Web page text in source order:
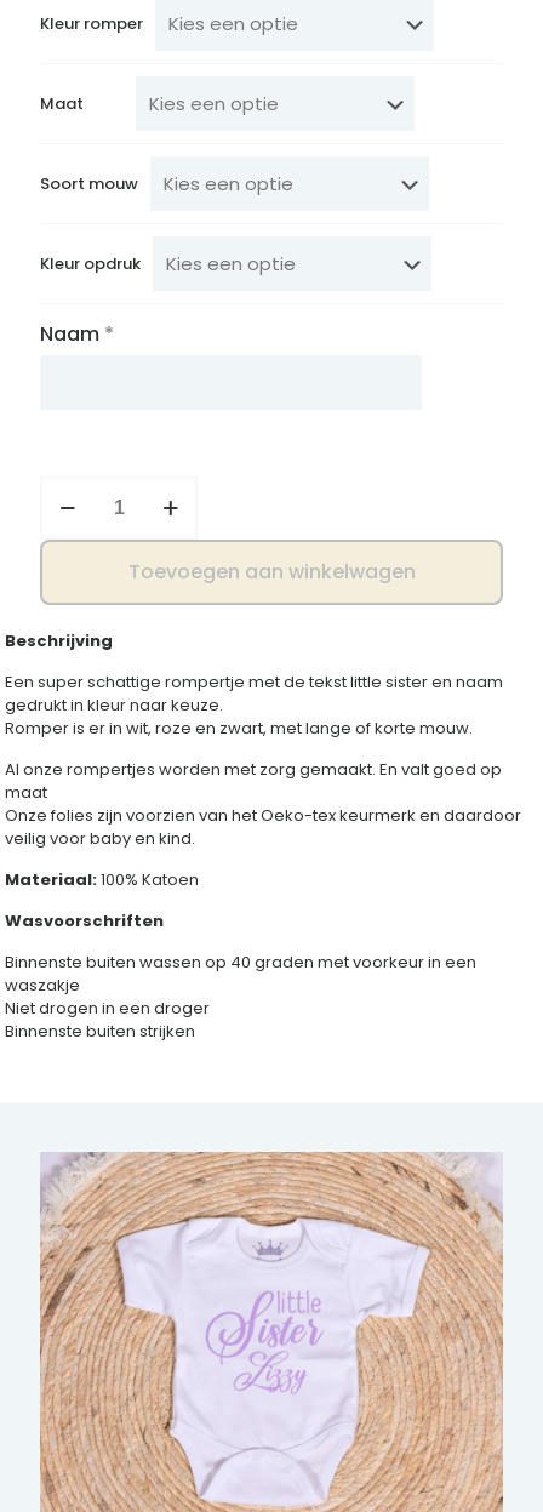
Kleur romper
Maat
Soort mouw
Kleur opdruk
Naam *
little
Toevoegen aan winkelwagen
Beschrijving
Een super schattige rompertje met de tekst little sister en naam
gedrukt in kleur naar keuze.
Romper is er in wit, roze en zwart, met lange of korte mouw.
Al onze rompertjes worden met zorg gemaakt. En valt goed op
maat
Onze folies zijn voorzien van het Oeko-tex keurmerk en daardoor
veilig voor baby en kind.
Materiaal:100% Katoen
Wasvoorschriften
Binnenste buiten wassen op 40 graden met voorkeur in een
waszakje
Niet drogen in een droger
Binnenste buiten strijken